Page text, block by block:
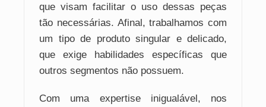
que visam facilitar o uso dessas peças
tão necessárias. Afinal, trabalhamos com
um tipo de produto singular e delicado,
que exige habilidades específicas que
outros segmentos não possuem.
Com uma expertise inigualável, nos